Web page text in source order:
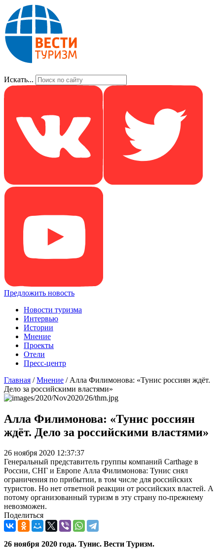
Искать...
Предложить новость
Новости туризма
Интервью
Истории
Мнение
Проекты
Отели
Пресс-центр
Главная /Мнение / Алла Филимонова: «Тунис россиян ждёт.
Дело за российскими властями»
Алла Филимонова: «Тунис россиян
ждёт. Дело за российскими властями»
26 ноября 2020 12:37:37
Генеральный представитель группы компаний Carthage в
России, СНГ и Европе Алла Филимонова: Тунис снял
ограничения по прибытии, в том числе для российских
туристов. Но нет ответной реакции от российских властей. А
потому организованный туризм в эту страну по-прежнему
невозможен.
Поделиться
26 ноября 2020 года. Тунис. Вести Туризм.